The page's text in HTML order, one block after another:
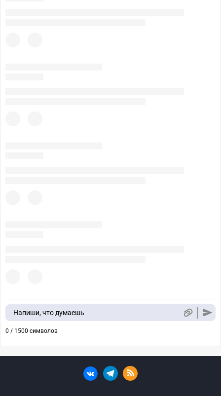
Напиши, что думаешь
0 / 1500 символов